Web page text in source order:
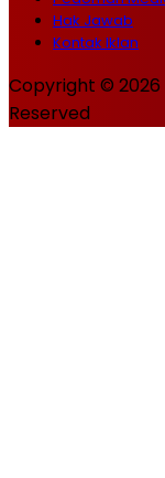
Hak Jawab
Kontak Iklan
Copyright ©
Reserved